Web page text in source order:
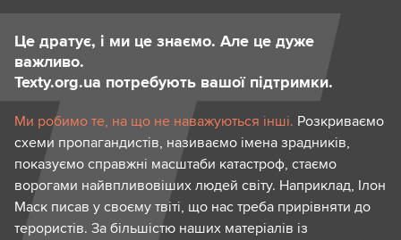
Це дратує, і ми це знаємо. Але це дуже
важливо.
Texty.org.ua потребують вашої підтримки.
Ми робимо те, на що не наважуються інші. Розкриваємо
схеми пропагандистів, називаємо імена зрадників,
показуємо справжні масштаби катастроф, стаємо
ворогами найвпливовіших людей світу. Наприклад, Ілон
Маск писав у своєму твіті, що нас треба прирівняти до
терористів. За більшістю наших матеріалів із